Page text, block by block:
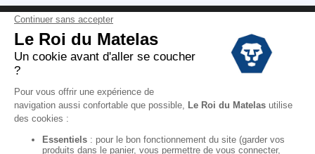
Conditions des offres
Black Friday
Destockage
Conditions Générales de vente magasin
Mentions Légales